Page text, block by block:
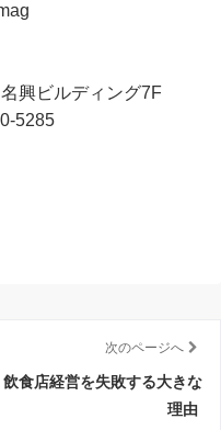
興ビルディング7F
5285
次のページへ
飲食店経営を失敗する大きな
理由